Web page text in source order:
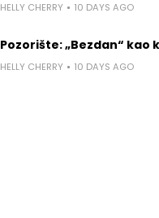
HELLY CHERRY 10 DAYS AGO
Pozorište: „Bezdan“ kao
HELLY CHERRY 10 DAYS AGO